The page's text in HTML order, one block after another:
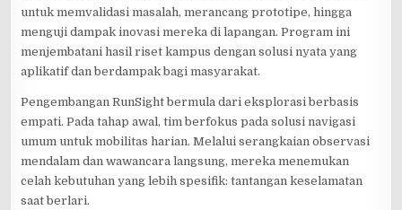
untuk memvalidasi masalah, merancang prototipe, hingga
menguji dampak inovasi mereka di lapangan. Program ini
menjembatani hasil riset kampus dengan solusi nyata yang
aplikatif dan berdampak bagi masyarakat.
Pengembangan RunSight bermula dari eksplorasi berbasis
empati. Pada tahap awal, tim berfokus pada solusi navigasi
umum untuk mobilitas harian. Melalui serangkaian observasi
mendalam dan wawancara langsung, mereka menemukan
celah kebutuhan yang lebih spesifik: tantangan keselamatan
saat berlari.